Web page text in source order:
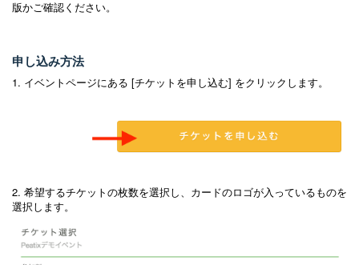
版かご確認ください。
申し込み方法
1. イベントページにある [チケットを申し込む] をクリックします。
2. 希望するチケットの枚数を選択し、カードのロゴが入っているものを
選択します。